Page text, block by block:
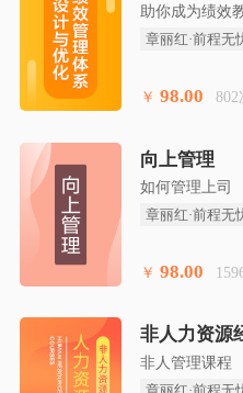
助你成为绩效
章丽红·前程无
￥ 98.00 802
向上管理
如何管理上司
章丽红·前程无
￥ 98.00
非人力资源
非人管理课程